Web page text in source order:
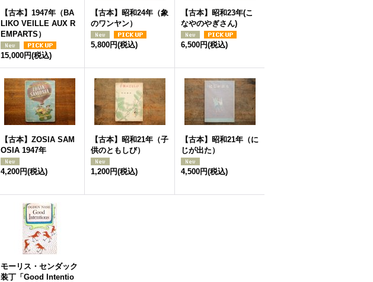
【古本】1947年（BA
LIKO VEILLE AUX R
EMPARTS）
15,000円(税込)
【古本】昭和24年（象
のワンヤン）
5,800円(税込)
【古本】昭和23年(こ
なやのやぎさん)
6,500円(税込)
【古本】ZOSIA SAM
OSIA 1947年
4,200円(税込)
【古本】昭和21年（子
供のともしび）
1,200円(税込)
【古本】昭和21年（に
じが出た）
4,500円(税込)
モーリス・センダック
装丁「Good Intentio